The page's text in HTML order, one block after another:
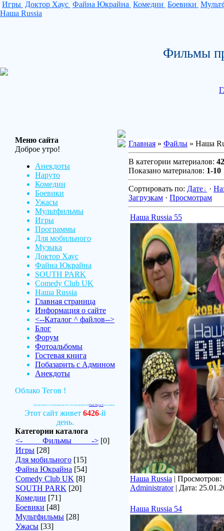
Игры Доктор Хаус Файна Юкрайна Комедии Боевики
Наша Russia
Фильмы
Меню сайта
Доброе утро!
Анекдоты
Наруто
Комедии
Боевики
Ужасы
Мультфильмы
Игры
Программы
Для мобильного
Музыка
Доктор Хаус
Файна Юкрайна
SOUTH PARK
Comedy Club UK
Наша Russia
Главная страница
Информация о сайте
<--Каталог ^ файлов-->
Блог
Форум
Фотоальбомы
Гостевая книга
Побазарить с Админом
Анекдоты
Облако Тегов !
Для красивого отображения этого блока требуетсяFlash Player 9или выше.
Этот сайт живет 6426-й
день.
Категории каталога
<-_____Фильмы_____-> [0]
Игры [28]
Для мобильного [15]
Файна Юкрайна [54]
Comedy Club UK [8]
SOUTH PARK [20]
Комедии [71]
Боевики [48]
Мультфильмы [28]
Ужасы [33]
Главная » Файлы » Наша
В категории материалов: 42
Показано материалов: 1-10
Сортировать по: Дате ·
Загрузкам · Просмотрам
Наша Russia 55
Наша Russia | Просмотров:
Administrator| Дата:
Наша Russia 54